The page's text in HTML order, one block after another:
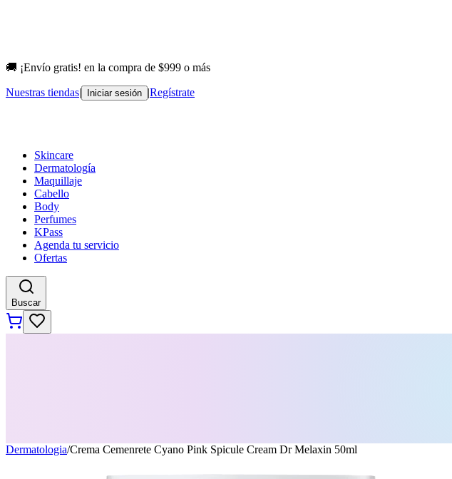
🚚 ¡Envío gratis! en la compra de $999 o más
Nuestras tiendas| Iniciar sesión |Regístrate
Skincare
Dermatología
Maquillaje
Cabello
Body
Perfumes
KPass
Agenda tu servicio
Ofertas
Buscar
Dermatologia/Crema Cemenrete Cyano Pink Spicule Cream Dr Melaxin 50ml